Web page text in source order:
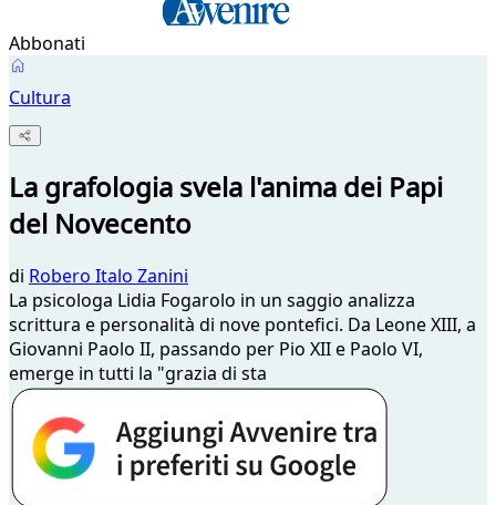
Abbonati
Cultura
La grafologia svela l'anima dei Papi
del Novecento
di Robero Italo Zanini
La psicologa Lidia Fogarolo in un saggio analizza
scrittura e personalità di nove pontefici. Da Leone XIII, a
Giovanni Paolo II, passando per Pio XII e Paolo VI,
emerge in tutti la "grazia di sta